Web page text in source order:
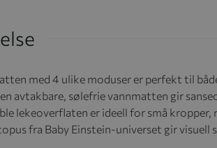
med 4 ulike moduser er perfekt til
avtakbare, sølefrie vannmatten gir
lekeoverflaten er ideell for små
fra Baby Einstein-universet gir visuell